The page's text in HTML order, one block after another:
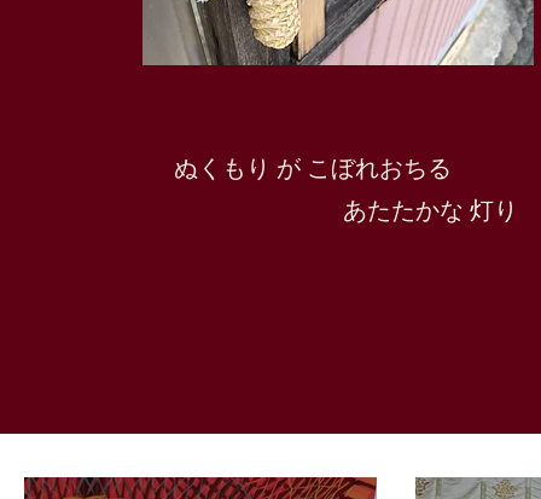
ぬくもり が こぼれおちる
​ あたたかな 灯り